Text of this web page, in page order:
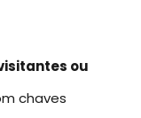
ou
chaves